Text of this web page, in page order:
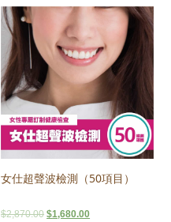
女仕超聲波檢測（50項目）
$2,870.00 $1,680.00